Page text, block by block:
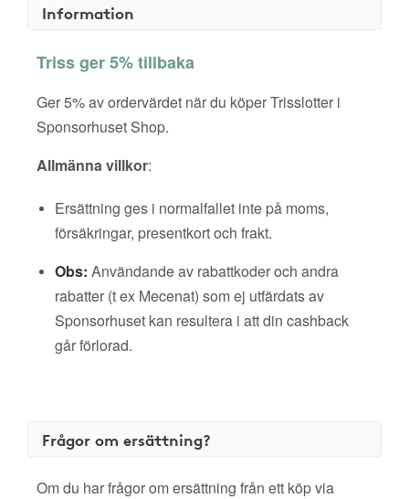
Information
Triss ger 5% tillbaka
Ger 5% av ordervärdet när du köper Trisslotter i
Sponsorhuset Shop.
Allmänna villkor:
Ersättning ges i normalfallet inte på moms,
försäkringar, presentkort och frakt.
Obs: Användande av rabattkoder och andra
rabatter (t ex Mecenat) som ej utfärdats av
Sponsorhuset kan resultera i att din cashback
går förlorad.
Frågor om ersättning?
Om du har frågor om ersättning från ett köp via